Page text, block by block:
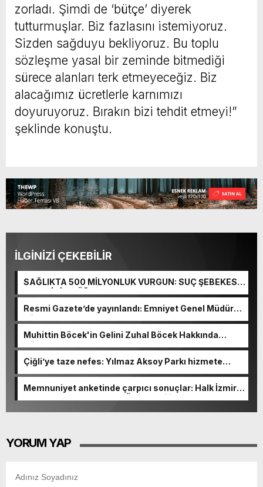
zorladı. Şimdi de ‘bütçe’ diyerek
tutturmuşlar. Biz fazlasını istemiyoruz.
Sizden sağduyu bekliyoruz. Bu toplu
sözleşme yasal bir zeminde bitmediği
sürece alanları terk etmeyeceğiz. Biz
alacağımız ücretlerle karnımızı
doyuruyoruz. Bırakın bizi tehdit etmeyi!”
şeklinde konuştu.
İLGİNİZİ ÇEKEBİLİR
SAĞLIKTA 500 MİLYONLUK VURGUN: SUÇ ŞEBEKESİ
KAÇIŞ İÇİN DÜĞMEYE BASTI!
Resmi Gazete’de yayınlandı: Emniyet Genel Müdürü
görevden alındı!
Muhittin Böcek'in Gelini Zuhal Böcek Hakkında
Gözaltı Kararı!
Çiğli’ye taze nefes: Yılmaz Aksoy Parkı hizmete
Memnuniyet anketinde çarpıcı sonuçlar: Halk İzmirli
başkanlardan memnun, Ömer Eşki ilk sırada
YORUM YAP